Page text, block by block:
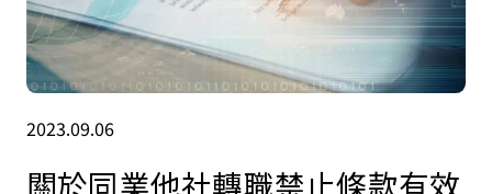
2023.09.06
關於同業他社轉職禁止條款有效